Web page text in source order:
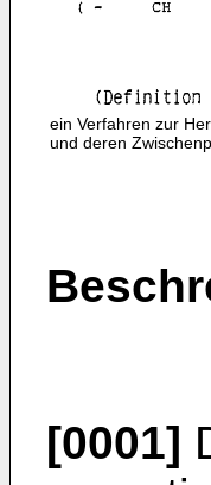
ein Verfahren zur
und deren
[0001]